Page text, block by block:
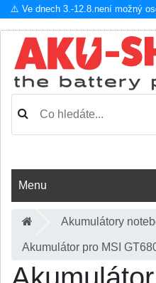
⚠️ Ve dnech 3.-12.8.není možný
Menu
Akumulátory
Akumulátor pro MSI